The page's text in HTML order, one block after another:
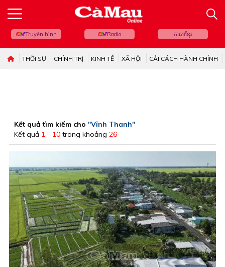
Truyền hình Radio ភាសាខ្មែរ
THỜI SỰ CHÍNH TRỊ KINH TẾ XÃ HỘI CẢI CÁCH HÀNH CHÍNH
Kết quả tìm kiếm cho "Vĩnh Thanh"
Kết quả 1 - 10 trong khoảng 26